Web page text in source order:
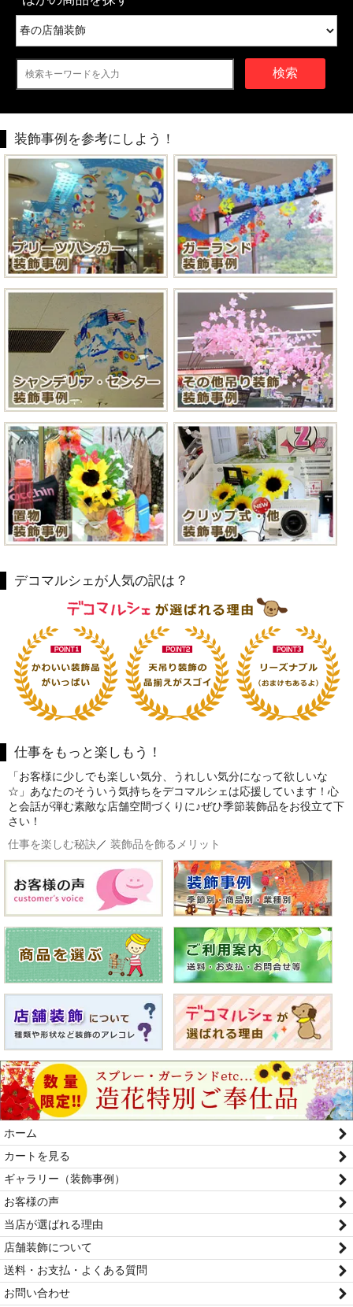
検索
装飾事例を参考にしよう！
デコマルシェが人気の訳は？
仕事をもっと楽しもう！
「お客様に少しでも楽しい気分、うれしい気分になって欲しいな
☆」あなたのそういう気持ちをデコマルシェは応援しています！心
と会話が弾む素敵な店舗空間づくりに♪ぜひ季節装飾品をお役立て下
さい！
仕事を楽しむ秘訣／ 装飾品を飾るメリット
ホーム
カートを見る
ギャラリー（装飾事例）
お客様の声
当店が選ばれる理由
店舗装飾について
送料・お支払・よくある質問
お問い合わせ